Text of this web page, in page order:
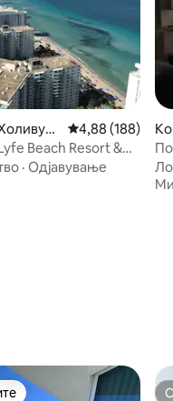
Просечна
4,88 (188)
Beach Resort &
· Одјавување